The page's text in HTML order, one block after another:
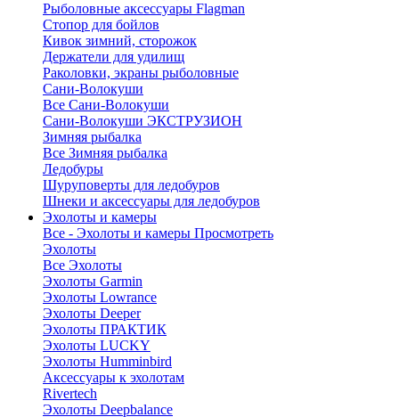
Рыболовные аксессуары Flagman
Стопор для бойлов
Кивок зимний, сторожок
Держатели для удилищ
Раколовки, экраны рыболовные
Сани-Волокуши
Все Сани-Волокуши
Сани-Волокуши ЭКСТРУЗИОН
Зимняя рыбалка
Все Зимняя рыбалка
Ледобуры
Шуруповерты для ледобуров
Шнеки и аксессуары для ледобуров
Эхолоты и камеры
Все - Эхолоты и камеры Просмотреть
Эхолоты
Все Эхолоты
Эхолоты Garmin
Эхолоты Lowrance
Эхолоты Deeper
Эхолоты ПРАКТИК
Эхолоты LUCKY
Эхолоты Humminbird
Аксессуары к эхолотам
Rivertech
Эхолоты Deepbalance